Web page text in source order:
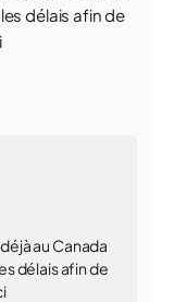
délais afin de
au Canada
délais afin de